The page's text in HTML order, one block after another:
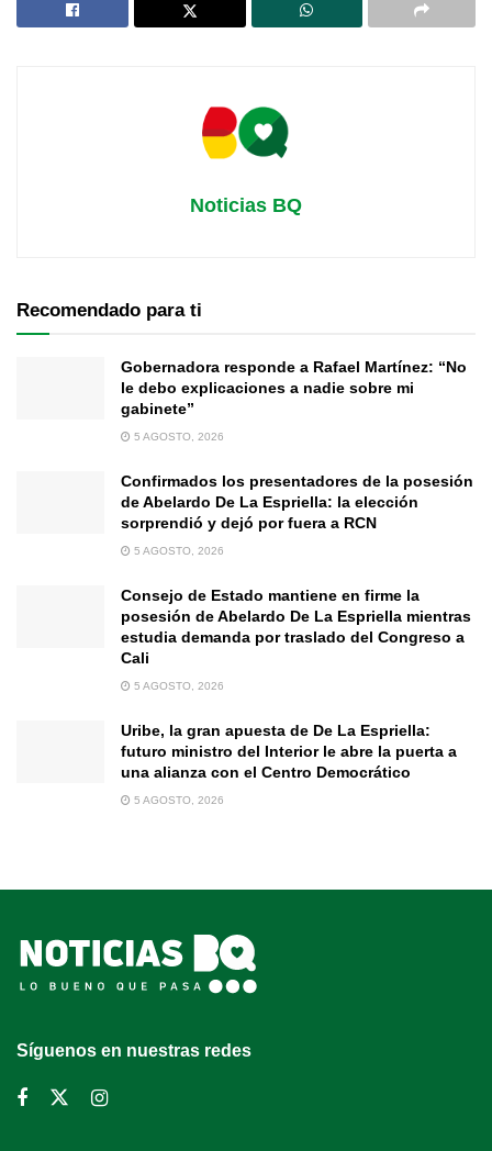
Noticias BQ
Recomendado para ti
Gobernadora responde a Rafael Martínez: “No
le debo explicaciones a nadie sobre mi
gabinete”
5 AGOSTO, 2026
Confirmados los presentadores de la posesión
de Abelardo De La Espriella: la elección
sorprendió y dejó por fuera a RCN
5 AGOSTO, 2026
Consejo de Estado mantiene en firme la
posesión de Abelardo De La Espriella mientras
estudia demanda por traslado del Congreso a
Cali
5 AGOSTO, 2026
Uribe, la gran apuesta de De La Espriella:
futuro ministro del Interior le abre la puerta a
una alianza con el Centro Democrático
5 AGOSTO, 2026
Síguenos en nuestras redes